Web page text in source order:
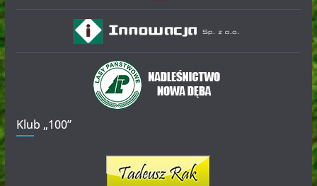
Klub „100”